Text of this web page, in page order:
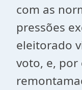
com as
pressões
eleitorado
voto, e, por